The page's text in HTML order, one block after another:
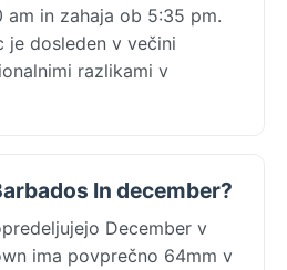
am in zahaja ob 5:35 pm.
je dosleden v večini
razlikami v
In december?
December v
ima povprečno 64mm v